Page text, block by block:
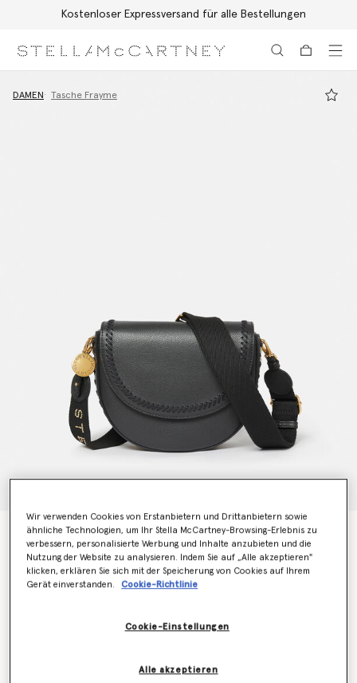
Kostenloser Expressversand für alle Bestellungen
DAMEN Tasche Frayme
Mittelgroße Frayme MIRUM® Umhängetasche mit
Umschlag
CHF1,535.00
Wir verwenden Cookies von Erstanbietern und Drittanbietern sowie
ähnliche Technologien, um Ihr Stella McCartney-Browsing-Erlebnis zu
verbessern, personalisierte Werbung und Inhalte anzubieten und die
Nutzung der Website zu analysieren. Indem Sie auf „Alle akzeptieren"
klicken, erklären Sie sich mit der Speicherung von Cookies auf Ihrem
Gerät einverstanden.
Cookie-Richtlinie
Cookie-Einstellungen
Alle akzeptieren